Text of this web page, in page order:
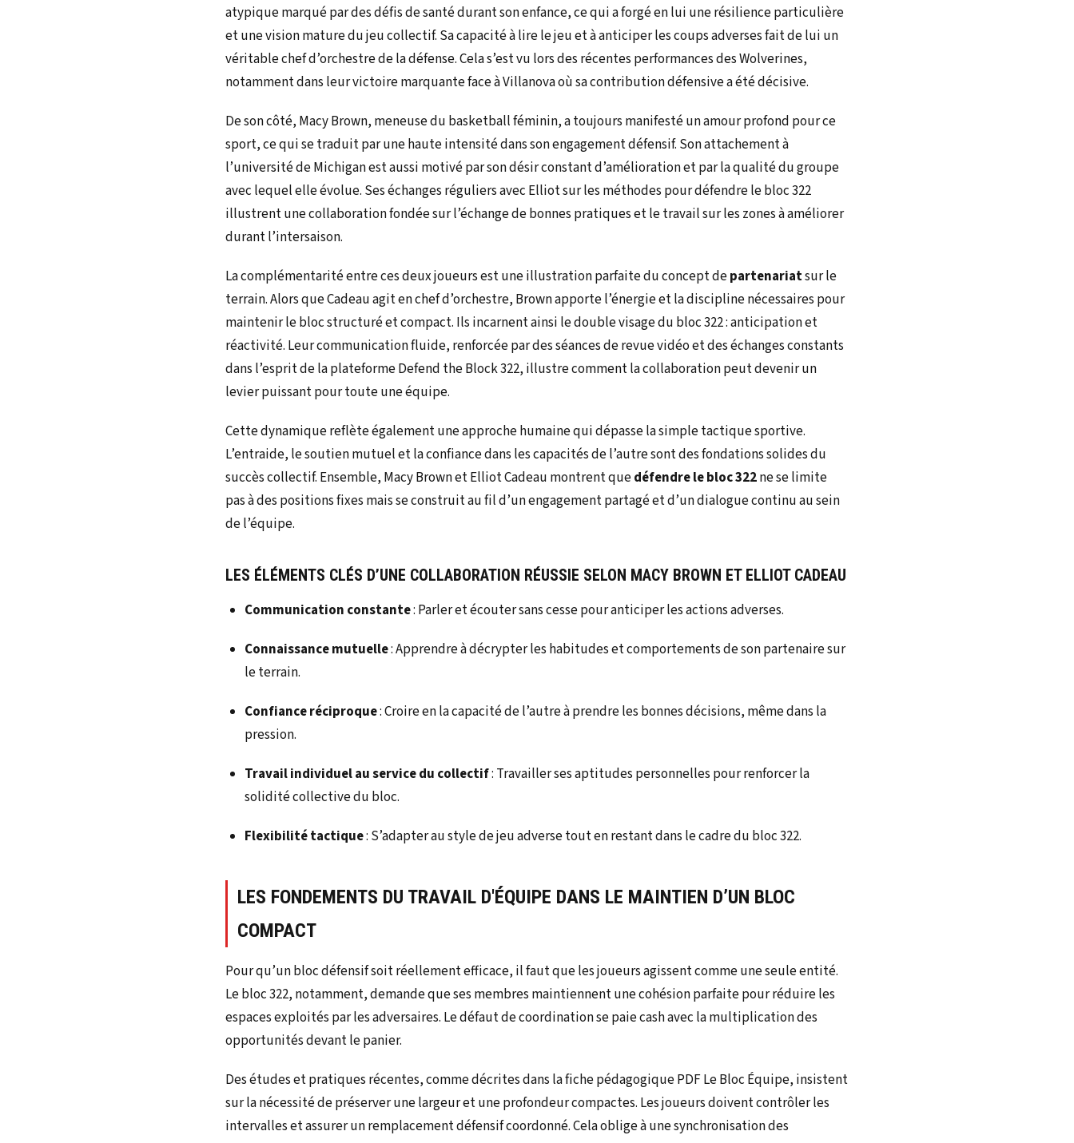
atypique marqué par des défis de santé durant son enfance, ce qui a forgé en lui une résilience particulière
et une vision mature du jeu collectif. Sa capacité à lire le jeu et à anticiper les coups adverses fait de lui un
véritable chef d’orchestre de la défense. Cela s’est vu lors des récentes performances des Wolverines,
notamment dans leur victoire marquante face à Villanova où sa contribution défensive a été décisive.
De son côté, Macy Brown, meneuse du basketball féminin, a toujours manifesté un amour profond pour ce
sport, ce qui se traduit par une haute intensité dans son engagement défensif. Son attachement à
l’université de Michigan est aussi motivé par son désir constant d’amélioration et par la qualité du groupe
avec lequel elle évolue. Ses échanges réguliers avec Elliot sur les méthodes pour défendre le bloc 322
illustrent une collaboration fondée sur l’échange de bonnes pratiques et le travail sur les zones à améliorer
durant l’intersaison.
La complémentarité entre ces deux joueurs est une illustration parfaite du concept departenariatsur le
terrain. Alors que Cadeau agit en chef d’orchestre, Brown apporte l’énergie et la discipline nécessaires pour
maintenir le bloc structuré et compact. Ils incarnent ainsi le double visage du bloc 322 : anticipation et
réactivité. Leur communication fluide, renforcée par des séances de revue vidéo et des échanges constants
dans l’esprit de la plateforme Defend the Block 322, illustre comment la collaboration peut devenir un
levier puissant pour toute une équipe.
Cette dynamique reflète également une approche humaine qui dépasse la simple tactique sportive.
L’entraide, le soutien mutuel et la confiance dans les capacités de l’autre sont des fondations solides du
succès collectif. Ensemble, Macy Brown et Elliot Cadeau montrent quedéfendre le bloc 322ne se limite
pas à des positions fixes mais se construit au fil d’un engagement partagé et d’un dialogue continu au sein
de l’équipe.
LES ÉLÉMENTS CLÉS D’UNE COLLABORATION RÉUSSIE SELON MACY BROWN ET ELLIOT CADEAU
Communication constante: Parler et écouter sans cesse pour anticiper les actions adverses.
Connaissance mutuelle: Apprendre à décrypter les habitudes et comportements de son partenaire sur
le terrain.
Confiance réciproque: Croire en la capacité de l’autre à prendre les bonnes décisions, même dans la
pression.
Travail individuel au service du collectif: Travailler ses aptitudes personnelles pour renforcer la
solidité collective du bloc.
Flexibilité tactique: S’adapter au style de jeu adverse tout en restant dans le cadre du bloc 322.
LES FONDEMENTS DU TRAVAIL D'ÉQUIPE DANS LE MAINTIEN D’UN BLOC
COMPACT
Pour qu’un bloc défensif soit réellement efficace, il faut que les joueurs agissent comme une seule entité.
Le bloc 322, notamment, demande que ses membres maintiennent une cohésion parfaite pour réduire les
espaces exploités par les adversaires. Le défaut de coordination se paie cash avec la multiplication des
opportunités devant le panier.
Des études et pratiques récentes, comme décrites dans la fiche pédagogique PDF Le Bloc Équipe, insistent
sur la nécessité de préserver une largeur et une profondeur compactes. Les joueurs doivent contrôler les
intervalles et assurer un remplacement défensif coordonné. Cela oblige à une synchronisation des